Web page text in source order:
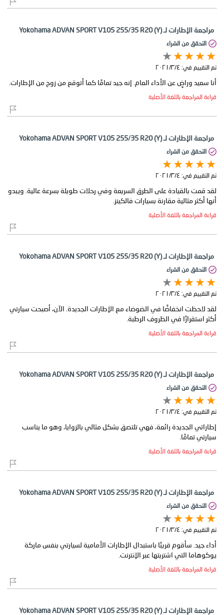
مراجعة الإطارات لـ Yokohama ADVAN SPORT V105 255/35 R20 (Y)
التحقق من الشراء
تم التقييم في: ٤‏/٣‏/٢٠٢١
أنا سعيد وراضٍ عن الأداء العام. إنه جيد تمامًا كما أتوقع من زوج من الإطارات.
قراءة المراجعة باللغة الأصلية
مراجعة الإطارات لـ Yokohama ADVAN SPORT V105 255/35 R20 (Y)
التحقق من الشراء
تم التقييم في: ٤‏/٣‏/٢٠٢١
لقد قمت بالقيادة على الطرق السريعة وفي رحلات طويلة بسرعة عالية. ويبدو
أنها أكثر مثالية مقارنة بسيارات فالكينز.
قراءة المراجعة باللغة الأصلية
مراجعة الإطارات لـ Yokohama ADVAN SPORT V105 255/35 R20 (Y)
التحقق من الشراء
تم التقييم في: ٤‏/٣‏/٢٠٢١
لقد لاحظت انخفاضًا في الضوضاء مع الإطارات الجديدة. الآن، أصبحت سيارتي
أكثر استقرارًا في الظروف الرطبة.
قراءة المراجعة باللغة الأصلية
مراجعة الإطارات لـ Yokohama ADVAN SPORT V105 255/35 R20 (Y)
التحقق من الشراء
تم التقييم في: ٤‏/٣‏/٢٠٢١
إطاراتي الجديدة رائعة، فهي تلتصق بشكل مثالي بالزوايا، وهو ما يناسب
سيارتي تمامًا.
قراءة المراجعة باللغة الأصلية
مراجعة الإطارات لـ Yokohama ADVAN SPORT V105 255/35 R20 (Y)
التحقق من الشراء
تم التقييم في: ٤‏/٣‏/٢٠٢١
أداء جيد. سأقوم قريبًا باستبدال الإطارات الأمامية لسيارتي بنفس ماركة
يوكوهاما التي اشتريتها عبر الإنترنت.
قراءة المراجعة باللغة الأصلية
مراجعة الإطارات لـ Yokohama ADVAN SPORT V105 255/35 R20 (Y)